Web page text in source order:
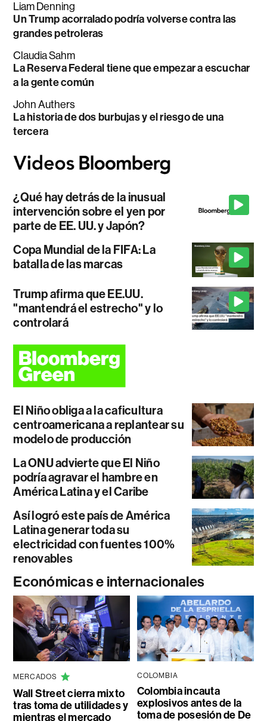
Liam Denning
Un Trump acorralado podría volverse contra las
grandes petroleras
Claudia Sahm
La Reserva Federal tiene que empezar a escuchar
a la gente común
John Authers
La historia de dos burbujas y el riesgo de una
tercera
¿Qué hay detrás de la inusual
intervención sobre el yen por
parte de EE. UU. y Japón?
Copa Mundial de la FIFA: La
batalla de las marcas
Trump afirma que EE.UU.
"mantendrá el estrecho" y lo
controlará
El Niño obliga a la caficultura
centroamericana a replantear su
modelo de producción
La ONU advierte que El Niño
podría agravar el hambre en
América Latina y el Caribe
Así logró este país de América
Latina generar toda su
electricidad con fuentes 100%
renovables
Económicas e internacionales
MERCADOS
Wall Street cierra mixto
tras toma de utilidades y
mientras el mercado
COLOMBIA
Colombia incauta
explosivos antes de la
toma de posesión de De